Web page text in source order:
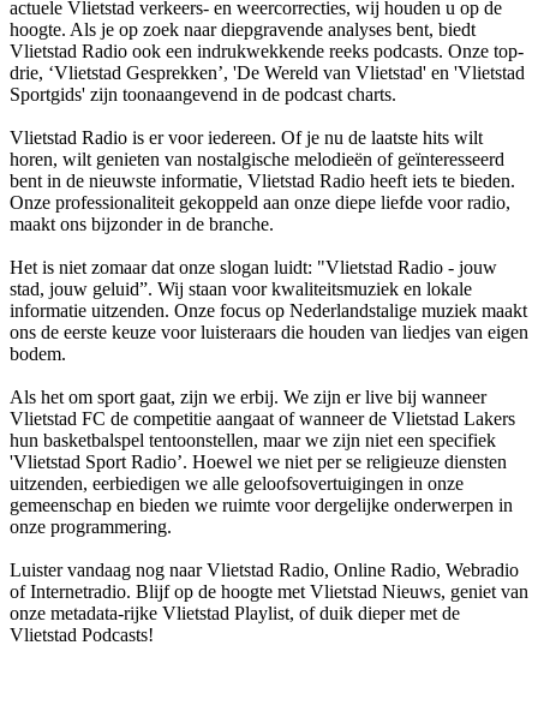
actuele Vlietstad verkeers- en weercorrecties, wij houden u op de
hoogte. Als je op zoek naar diepgravende analyses bent, biedt
Vlietstad Radio ook een indrukwekkende reeks podcasts. Onze top-
drie, ‘Vlietstad Gesprekken’, 'De Wereld van Vlietstad' en 'Vlietstad
Sportgids' zijn toonaangevend in de podcast charts.
Vlietstad Radio is er voor iedereen. Of je nu de laatste hits wilt
horen, wilt genieten van nostalgische melodieën of geïnteresseerd
bent in de nieuwste informatie, Vlietstad Radio heeft iets te bieden.
Onze professionaliteit gekoppeld aan onze diepe liefde voor radio,
maakt ons bijzonder in de branche.
Het is niet zomaar dat onze slogan luidt: "Vlietstad Radio - jouw
stad, jouw geluid”. Wij staan voor kwaliteitsmuziek en lokale
informatie uitzenden. Onze focus op Nederlandstalige muziek maakt
ons de eerste keuze voor luisteraars die houden van liedjes van eigen
bodem.
Als het om sport gaat, zijn we erbij. We zijn er live bij wanneer
Vlietstad FC de competitie aangaat of wanneer de Vlietstad Lakers
hun basketbalspel tentoonstellen, maar we zijn niet een specifiek
'Vlietstad Sport Radio’. Hoewel we niet per se religieuze diensten
uitzenden, eerbiedigen we alle geloofsovertuigingen in onze
gemeenschap en bieden we ruimte voor dergelijke onderwerpen in
onze programmering.
Luister vandaag nog naar Vlietstad Radio, Online Radio, Webradio
of Internetradio. Blijf op de hoogte met Vlietstad Nieuws, geniet van
onze metadata-rijke Vlietstad Playlist, of duik dieper met de
Vlietstad Podcasts!